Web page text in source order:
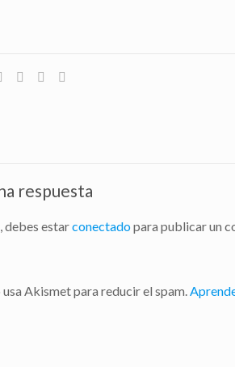
respuesta
debes estarconectadopara publicar un
Akismet para reducir el spam.